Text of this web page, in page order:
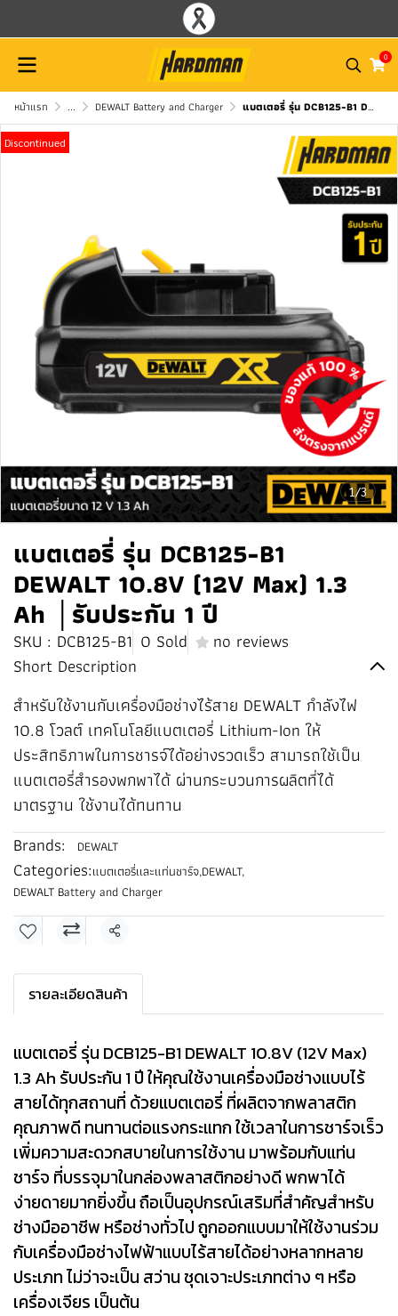
0
หน้าแรก ... DEWALT Battery and Charger แบตเตอรี่ รุ่น DCB125-B1 DEWALT 10.8V (12V Max) 1.3 Ah │รับประกัน 1 ปี
1/3
Discontinued
แบตเตอรี่ รุ่น DCB125-B1
DEWALT 10.8V (12V Max) 1.3
Ah │รับประกัน 1 ปี
SKU : DCB125-B1 0 Sold
no reviews
Short Description
สำหรับใช้งานกับเครื่องมือช่างไร้สาย DEWALT กำลังไฟ
10.8 โวลต์ เทคโนโลยีแบตเตอรี่ Lithium-Ion ให้
ประสิทธิภาพในการชารจ์ได้อย่างรวดเร็ว สามารถใช้เป็น
แบตเตอรี่สำรองพกพาได้ ผ่านกระบวนการผลิตที่ได้
มาตรฐาน ใช้งานได้ทนทาน
Brands:
DEWALT
Categories:แบตเตอรี่เเละแท่นชาร์จ,DEWALT,
DEWALT Battery and Charger
Share
รายละเอียดสินค้า
แบตเตอรี่ รุ่น DCB125-B1 DEWALT 10.8V (12V Max)
1.3 Ah รับประกัน 1 ปี ให้คุณใช้งานเครื่องมือช่างแบบไร้
สายได้ทุกสถานที่ ด้วยแบตเตอรี่ ที่ผลิตจากพลาสติก
คุณภาพดี ทนทานต่อแรงกระแทก ใช้เวลาในการชาร์จเร็ว
เพิ่มความสะดวกสบายในการใช้งาน มาพร้อมกับแท่น
ชาร์จ ที่บรรจุมาในกล่องพลาสติกอย่างดี พกพาได้
ง่ายดายมากยิ่งขึ้น ถือเป็นอุปกรณ์เสริมที่สำคัญสำหรับ
ช่างมืออาชีพ หรือช่างทั่วไป ถูกออกแบบมาให้ใช้งานร่วม
กับเครื่องมือช่างไฟฟ้าแบบไร้สายได้อย่างหลากหลาย
ประเภท ไม่ว่าจะเป็น สว่าน ชุดเจาะประเภทต่าง ๆ หรือ
เครื่องเจียร เป็นต้น